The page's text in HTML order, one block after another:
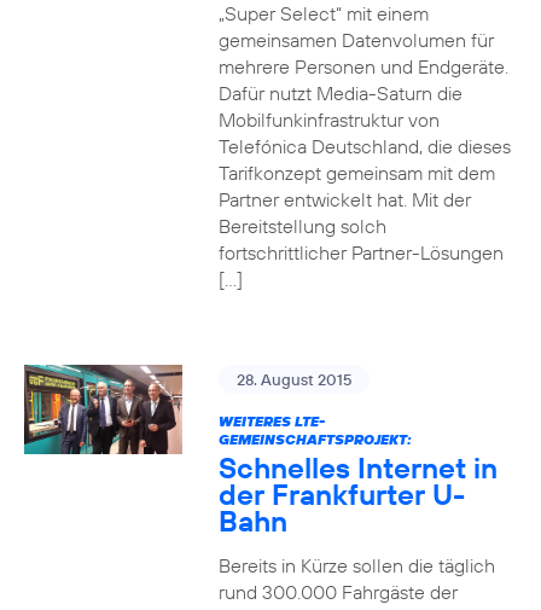
„Super Select“ mit einem
gemeinsamen Datenvolumen für
mehrere Personen und Endgeräte.
Dafür nutzt Media-Saturn die
Mobilfunkinfrastruktur von
Telefónica Deutschland, die dieses
Tarifkonzept gemeinsam mit dem
Partner entwickelt hat. Mit der
Bereitstellung solch
fortschrittlicher Partner-Lösungen
[…]
28. August 2015
WEITERES LTE-
GEMEINSCHAFTSPROJEKT:
Schnelles Internet in
der Frankfurter U-
Bahn
Bereits in Kürze sollen die täglich
rund 300.000 Fahrgäste der